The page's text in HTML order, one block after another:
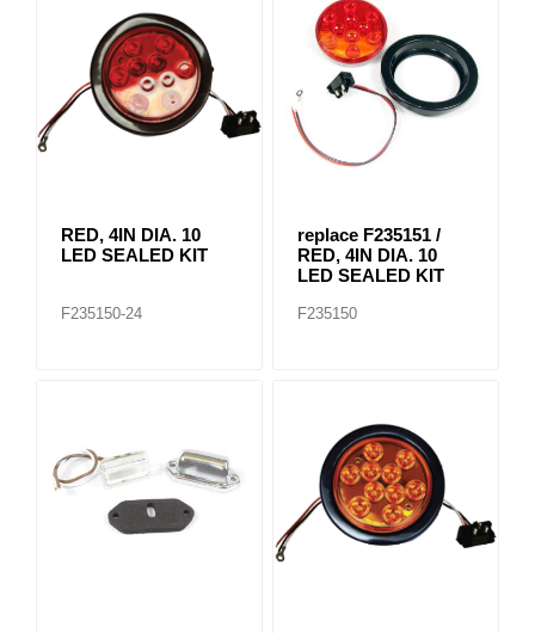
RED, 4IN DIA. 10
LED SEALED KIT
F235150-24
replace F235151 /
RED, 4IN DIA. 10
LED SEALED KIT
F235150